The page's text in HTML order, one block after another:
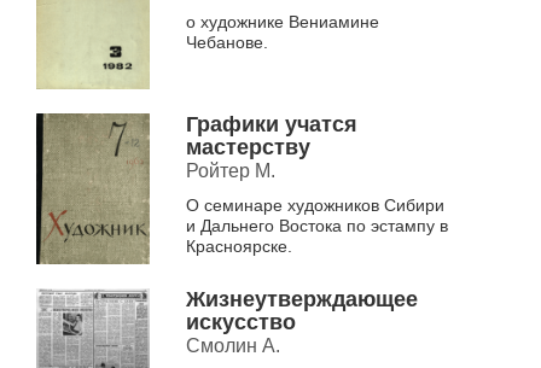
о художнике Вениамине
Чебанове.
Графики учатся
мастерству
Ройтер М.
О семинаре художников Сибири
и Дальнего Востока по эстампу в
Красноярске.
Жизнеутверждающее
искусство
Смолин А.